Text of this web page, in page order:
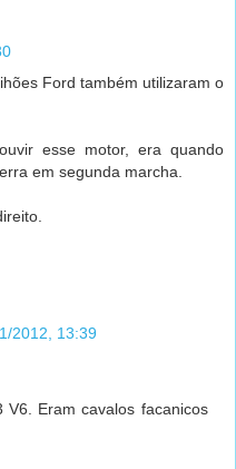
Ford também utilizaram o
esse motor, era quando
em segunda marcha.
2012, 13:39
Eram cavalos facanicos